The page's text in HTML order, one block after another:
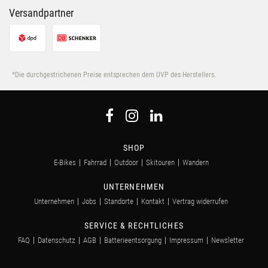
Versandpartner
*Die durchgestrichenen Preise entsprechen dem UVP des Herstellers.
SHOP
E-Bikes Fahrrad Outdoor Skitouren Wandern
UNTERNEHMEN
Unternehmen Jobs Standorte Kontakt Vertrag widerrufen
SERVICE & RECHTLICHES
FAQ Datenschutz AGB Batterieentsorgung Impressum Newsletter